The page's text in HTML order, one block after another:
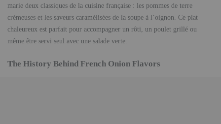
marie deux classiques de la cuisine française : les pommes de terre
crémeuses et les saveurs caramélisées de la soupe à l’oignon. Ce plat
chaleureux est parfait pour accompagner un rôti, un poulet grillé ou
même être servi seul avec une salade verte.
The History Behind French Onion Flavors